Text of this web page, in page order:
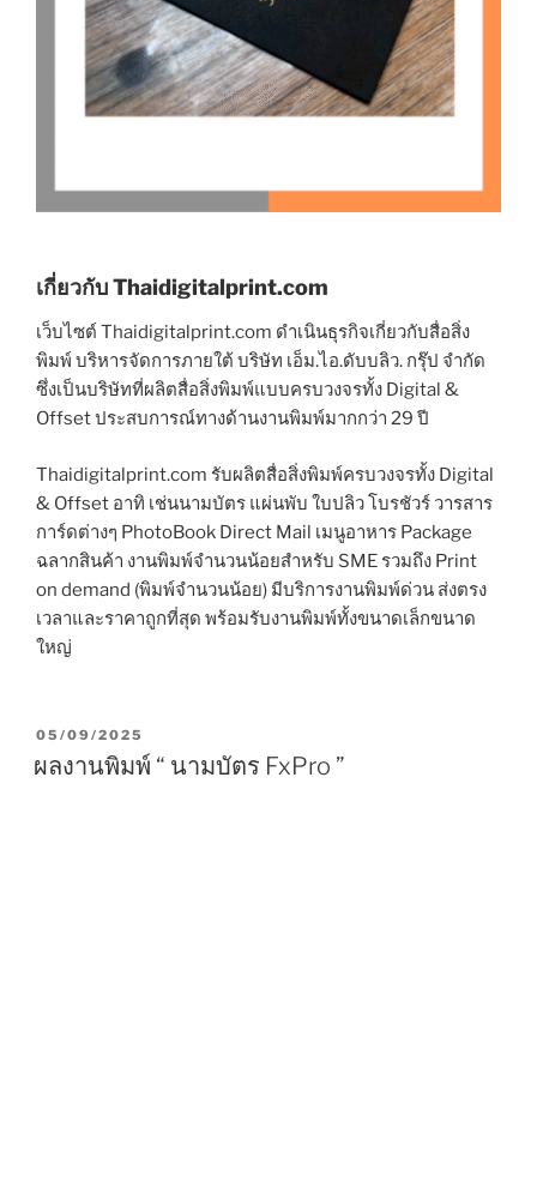
เกี่ยวกับ Thaidigitalprint.com
เว็บไซต์ Thaidigitalprint.com ดำเนินธุรกิจเกี่ยวกับสื่อสิ่ง
พิมพ์ บริหารจัดการภายใต้ บริษัท เอ็ม.ไอ.ดับบลิว. กรุ๊ป จำกัด
ซึ่งเป็นบริษัทที่ผลิตสื่อสิ่งพิมพ์แบบครบวงจรทั้ง Digital &
Offset ประสบการณ์ทางด้านงานพิมพ์มากกว่า 29 ปี
Thaidigitalprint.com รับผลิตสื่อสิ่งพิมพ์ครบวงจรทั้ง Digital
& Offset อาทิ เช่นนามบัตร แผ่นพับ ใบปลิว โบรชัวร์ วารสาร
การ์ดต่างๆ PhotoBook Direct Mail เมนูอาหาร Package
ฉลากสินค้า งานพิมพ์จำนวนน้อยสำหรับ SME รวมถึง Print
on demand (พิมพ์จำนวนน้อย) มีบริการงานพิมพ์ด่วน ส่งตรง
เวลาและราคาถูกที่สุด พร้อมรับงานพิมพ์ทั้งขนาดเล็กขนาด
ใหญ่
P
S
05/09/2025
ผลงานพิมพ์ “ นามบัตร FxPro ”